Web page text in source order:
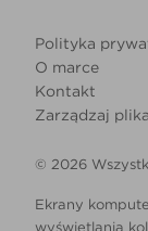
Polityka
O marce
Kontakt
Zarządzaj
© 2026
Ekrany
wyświetlania